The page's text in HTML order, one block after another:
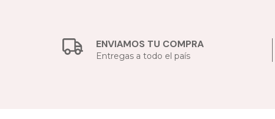
ENVIAMOS TU COMPRA
Entregas a todo el país